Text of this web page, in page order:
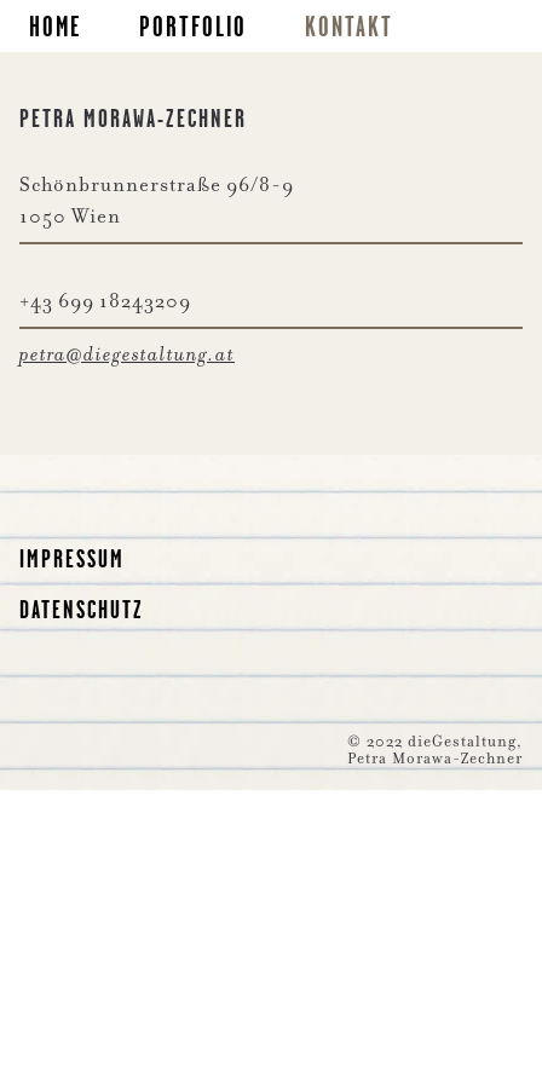
HOME PORTFOLIO KONTAKT
PETRA MORAWA-ZECHNER
Schönbrunnerstraße 96/8-9
1050 Wien
+43 699 18243209
petra@diegestaltung.at
IMPRESSUM
DATENSCHUTZ
© 2022 dieGestaltung,
Petra Morawa-Zechner